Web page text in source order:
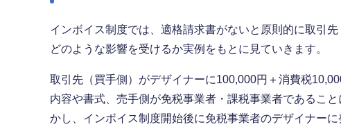
インボイス制度では、適格請求書がないと原則的に取引
どのような影響を受けるか実例をもとに見ていきます。
取引先（買手側）がデザイナーに100,000円＋消費税
内容や書式、売手側が免税事業者・課税事業者であるこ
かし、インボイス制度開始後に免税事業者のデザイナー